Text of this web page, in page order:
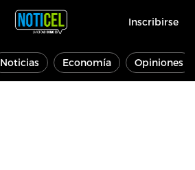
Inscribirse
Noticias Economía Opiniones